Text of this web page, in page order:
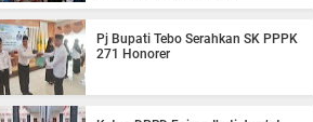
Pj Bupati Tebo Serahkan SK PPPK
271 Honorer